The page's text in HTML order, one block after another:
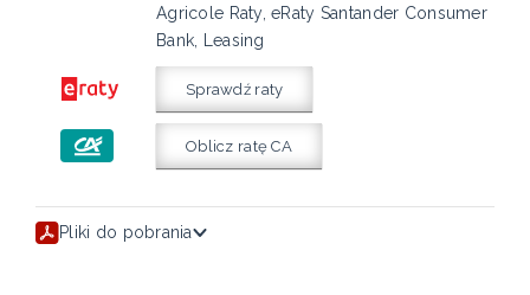
Agricole Raty, eRaty Santander Consumer
Bank, Leasing
Sprawdź raty
Oblicz ratę CA
Pliki do pobrania